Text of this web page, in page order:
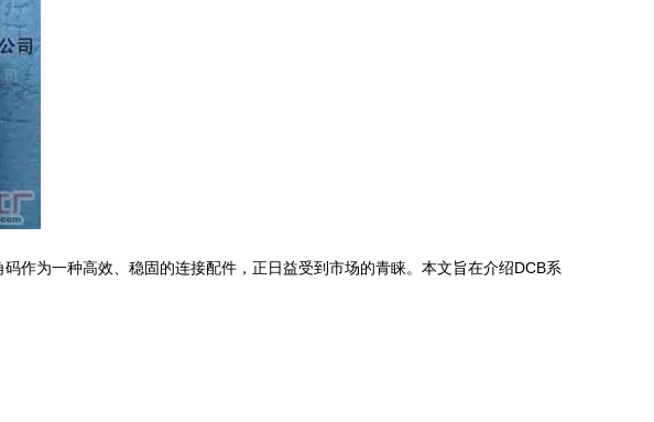
作为一种高效、稳固的连接配件，正日益受到市场的青睐。本文旨在介绍DCB系